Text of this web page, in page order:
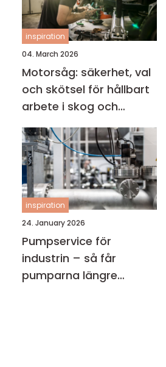
inspiration
04. March 2026
Motorsåg: säkerhet, val
och skötsel för hållbart
arbete i skog och
trädgård
inspiration
24. January 2026
Pumpservice för
industrin – så får
pumparna längre